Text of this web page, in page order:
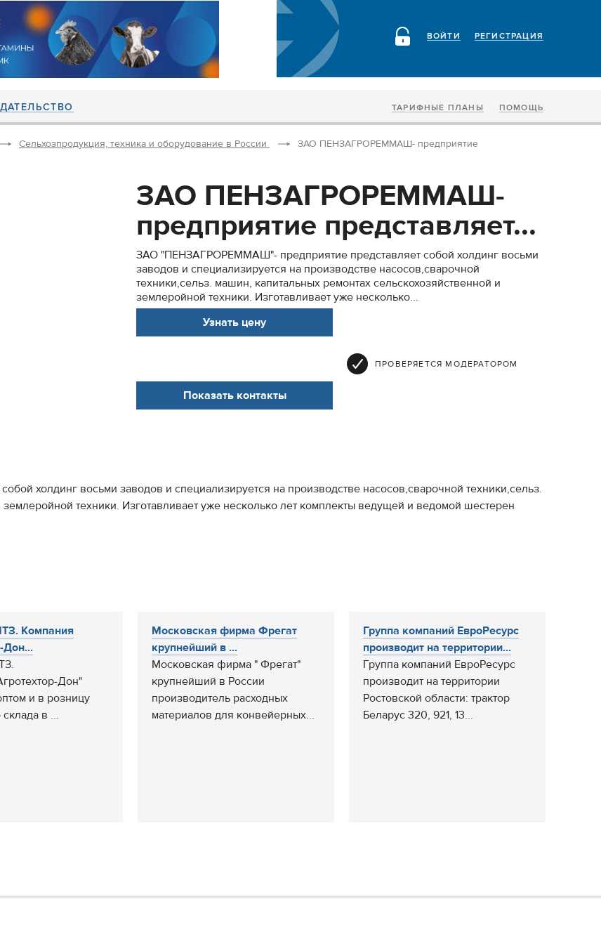
РЕГИСТРАЦИЯ
ВОЙТИ
ТАРИФНЫЕ ПЛАНЫ ПОМОЩЬ
Сельхозпродукция, техника и оборудование в России ЗАО ПЕНЗАГРОРЕММАШ- предприятие
ЗАО ПЕНЗАГРОРЕММАШ-
предприятие представляет...
ЗАО "ПЕНЗАГРОРЕММАШ"- предприятие представляет собой холдинг восьми
заводов и специализируется на производстве насосов,сварочной
техники,сельз. машин, капитальных ремонтах сельскохозяйственной и
землеройной техники. Изготавливает уже несколько...
Узнать цену
ПРОВЕРЯЕТСЯ МОДЕРАТОРОМ
Показать контакты
холдинг восьми заводов и специализируется на производстве насосов,сварочной техники,сельз.
техники. Изготавливает уже несколько лет комплекты ведущей и ведомой шестерен
Компания
Дон...
Дон"
и в розницу
склада в ...
Московская фирма Фрегат
крупнейший в ...
Московская фирма " Фрегат"
крупнейший в России
производитель расходных
материалов для конвейерных...
Группа компаний ЕвроРесурс
производит на территории...
Группа компаний ЕвроРесурс
производит на территории
Ростовской области: трактор
Беларус 320, 921, 13...